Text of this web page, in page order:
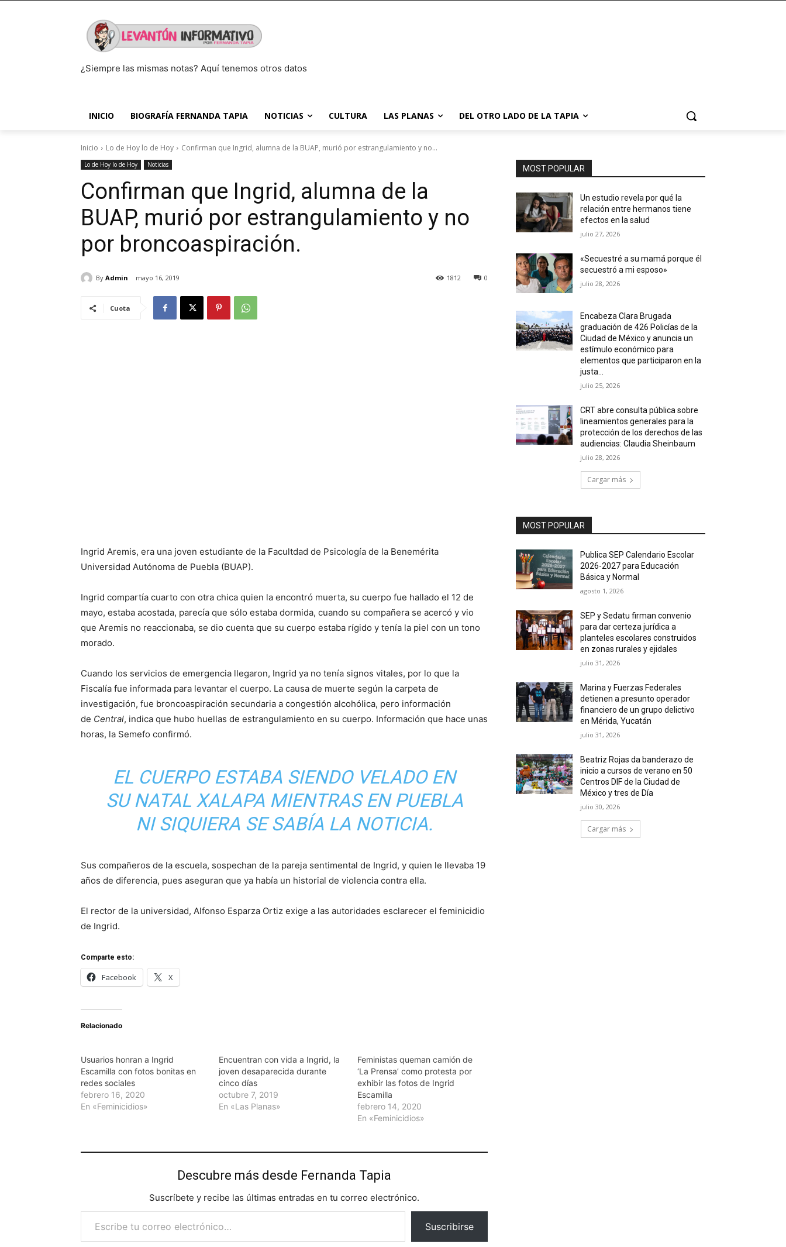
¿Siempre las mismas notas? Aquí tenemos otros datos
INICIO BIOGRAFÍA FERNANDA TAPIA NOTICIAS CULTURA LAS PLANAS DEL OTRO LADO DE LA TAPIA
Inicio Lo de Hoy lo de Hoy Confirman que Ingrid, alumna de la BUAP, murió por estrangulamiento y no...
Lo de Hoy lo de Hoy Noticias
Confirman que Ingrid, alumna de la
BUAP, murió por estrangulamiento y no
por broncoaspiración.
By Admin mayo 16, 2019 0
1812
Cuota
Ingrid Aremis, era una joven estudiante de la Facultdad de Psicología de la Benemérita
Universidad Autónoma de Puebla (BUAP).
Ingrid compartía cuarto con otra chica quien la encontró muerta, su cuerpo fue hallado el 12 de
mayo, estaba acostada, parecía que sólo estaba dormida, cuando su compañera se acercó y vio
que Aremis no reaccionaba, se dio cuenta que su cuerpo estaba rígido y tenía la piel con un tono
morado.
Cuando los servicios de emergencia llegaron, Ingrid ya no tenía signos vitales, por lo que la
Fiscalía fue informada para levantar el cuerpo. La causa de muerte según la carpeta de
investigación, fue broncoaspiración secundaria a congestión alcohólica, pero información
de Central, indica que hubo huellas de estrangulamiento en su cuerpo. Información que hace unas
horas, la Semefo confirmó.
EL CUERPO ESTABA SIENDO VELADO EN
SU NATAL XALAPA MIENTRAS EN PUEBLA
NI SIQUIERA SE SABÍA LA NOTICIA.
Sus compañeros de la escuela, sospechan de la pareja sentimental de Ingrid, y quien le llevaba 19
años de diferencia, pues aseguran que ya había un historial de violencia contra ella.
El rector de la universidad, Alfonso Esparza Ortiz exige a las autoridades esclarecer el feminicidio
de Ingrid.
Comparte esto:
Facebook X
Relacionado
Usuarios honran a Ingrid
Escamilla con fotos bonitas en
redes sociales
febrero 16, 2020
En «Feminicidios»
Encuentran con vida a Ingrid, la
joven desaparecida durante
cinco días
octubre 7, 2019
En «Las Planas»
Feministas queman camión de
‘La Prensa’ como protesta por
exhibir las fotos de Ingrid
Escamilla
febrero 14, 2020
En «Feminicidios»
Descubre más desde Fernanda Tapia
Suscríbete y recibe las últimas entradas en tu correo electrónico.
Escribe tu correo electrónico…
Suscribirse
MOST POPULAR
Un estudio revela por qué la
relación entre hermanos tiene
efectos en la salud
julio 27, 2026
«Secuestré a su mamá porque él
secuestró a mi esposo»
julio 28, 2026
Encabeza Clara Brugada
graduación de 426 Policías de la
Ciudad de México y anuncia un
estímulo económico para
elementos que participaron en la
justa...
julio 25, 2026
CRT abre consulta pública sobre
lineamientos generales para la
protección de los derechos de las
audiencias: Claudia Sheinbaum
julio 28, 2026
Cargar más
MOST POPULAR
Publica SEP Calendario Escolar
2026-2027 para Educación
Básica y Normal
agosto 1, 2026
SEP y Sedatu firman convenio
para dar certeza jurídica a
planteles escolares construidos
en zonas rurales y ejidales
julio 31, 2026
Marina y Fuerzas Federales
detienen a presunto operador
financiero de un grupo delictivo
en Mérida, Yucatán
julio 31, 2026
Beatriz Rojas da banderazo de
inicio a cursos de verano en 50
Centros DIF de la Ciudad de
México y tres de Día
julio 30, 2026
Cargar más